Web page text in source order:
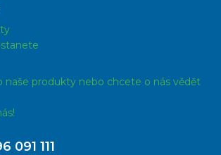
naše produkty nebo chcete o nás vědět
091 111